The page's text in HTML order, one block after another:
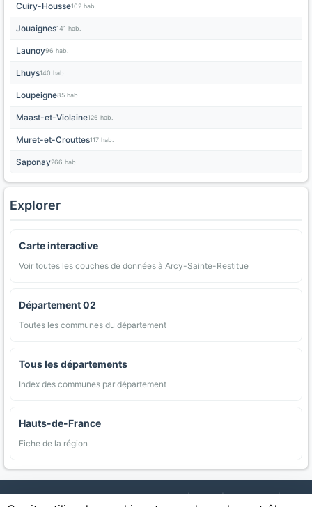
Cuiry-Housse102 hab.
Jouaignes141 hab.
Launoy96 hab.
Lhuys140 hab.
Loupeigne85 hab.
Maast-et-Violaine126 hab.
Muret-et-Crouttes117 hab.
Saponay266 hab.
Explorer
Carte interactive
Voir toutes les couches de données à Arcy-Sainte-Restitue
Département 02
Toutes les communes du département
Tous les départements
Index des communes par département
Hauts-de-France
Fiche de la région
AgriMap — Données agricoles ouvertes | Carte | Communes |